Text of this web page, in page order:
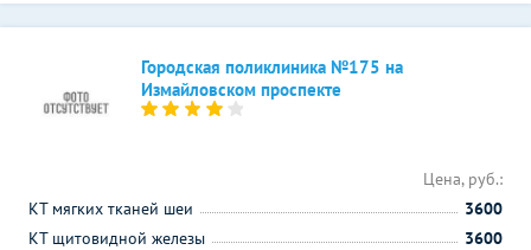
Городская поликлиника №175 на
Измайловском проспекте
Цена, руб.:
КТ мягких тканей шеи
3600
КТ щитовидной железы
3600